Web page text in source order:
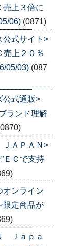
上３倍に
06) (0871)
公式サイト>
売上２０％
05/03) (087
公式通販>
ランド理解
ＡＰＡＮ>
Ｃで支持
オンライン
定商品が
Ｊａｐａ